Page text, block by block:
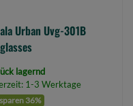
Urban Uvg-301B
lagernd
1-3 Werktage
36%